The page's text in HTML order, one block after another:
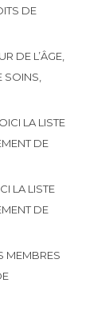
DE
DE L’ÂGE,
SOINS,
LA LISTE
DE
LA LISTE
DE
MEMBRES